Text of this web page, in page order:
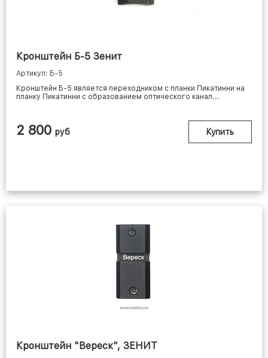
Кронштейн Б-5 Зенит
Артикул: Б-5
Кронштейн Б-5 является переходником с планки Пикатинни на
планку Пикатинни с образованием оптического канал...
2 800 руб Купить
Кронштейн "Вереск", ЗЕНИТ